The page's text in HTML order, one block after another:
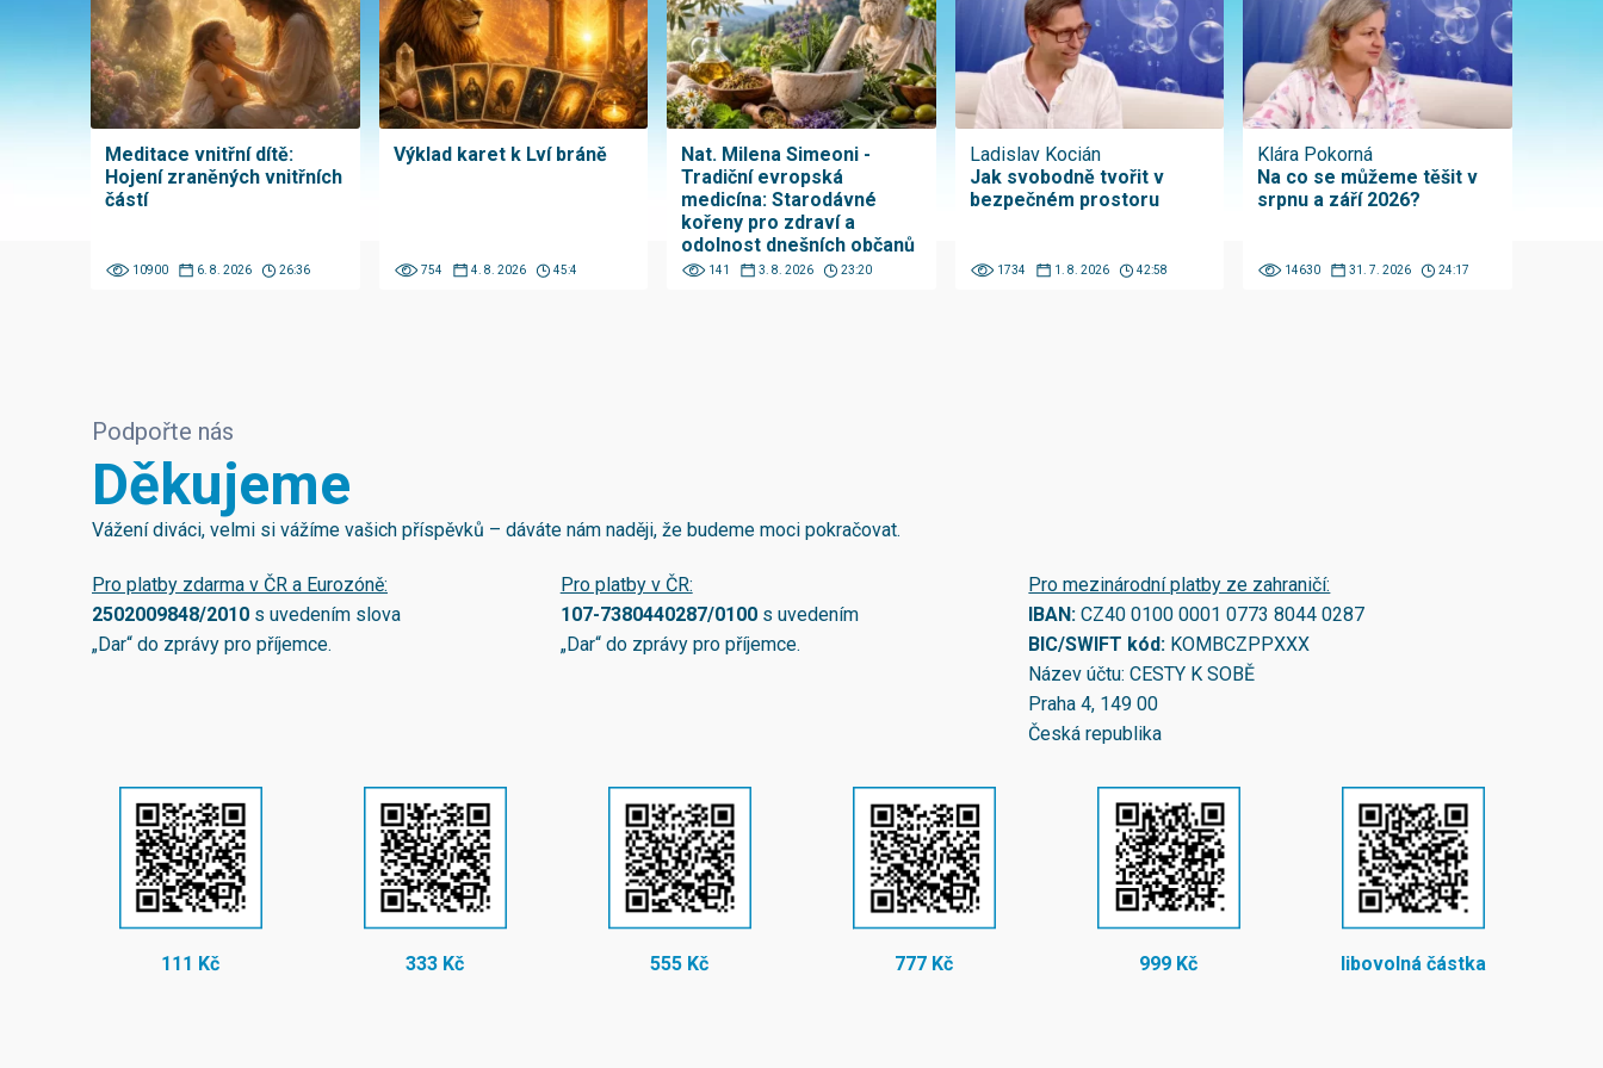
Meditace vnitřní dítě:
Hojení zraněných vnitřních
částí
10900 6. 8. 2026 26:36
Výklad karet k Lví bráně
754 4. 8. 2026 45:4
Nat. Milena Simeoni -
Tradiční evropská
medicína: Starodávné
kořeny pro zdraví a
odolnost dnešních občanů
141 3. 8. 2026 23:20
Ladislav Kocián
Jak svobodně tvořit v
bezpečném prostoru
1734 1. 8. 2026 42:58
Klára Pokorná
Na co se můžeme těšit v
srpnu a září 2026?
14630 31. 7. 2026 24:17
Podpořte nás
Děkujeme
Vážení diváci, velmi si vážíme vašich příspěvků – dáváte nám naději, že budeme moci pokračovat.
Pro platby zdarma v ČR a Eurozóně:
2502009848/2010 s uvedením slova
„Dar“ do zprávy pro příjemce.
Pro platby v ČR:
107-7380440287/0100s uvedením
„Dar“ do zprávy pro příjemce.
Pro mezinárodní platby ze zahraničí:
IBAN:CZ40 0100 0001 0773 8044 0287
BIC/SWIFT kód: KOMBCZPPXXX
Název účtu: CESTY K SOBĚ
Praha 4, 149 00
Česká republika
111 Kč 333 Kč 555 Kč 777 Kč 999 Kč libovolná částka